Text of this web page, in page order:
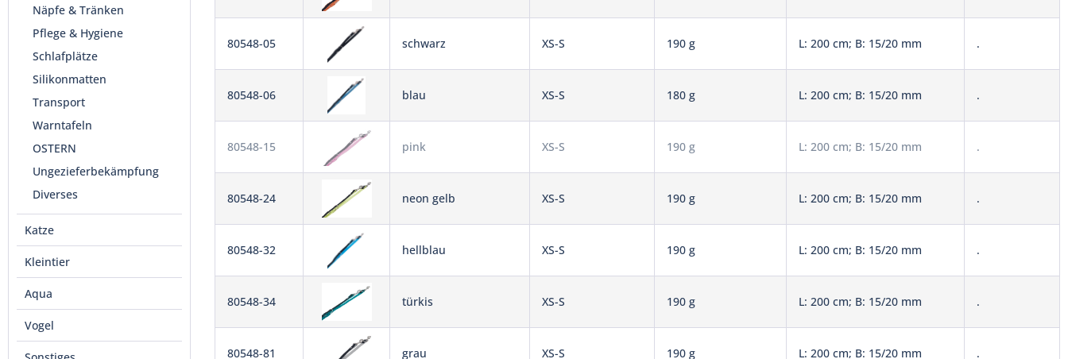
Näpfe & Tränken
Pflege & Hygiene
Schlafplätze
Silikonmatten
Transport
Warntafeln
OSTERN
Ungezieferbekämpfung
Diverses
Katze
Kleintier
Aqua
Vogel
80548-05 schwarz XS-S 190 g L: 200 cm; B: 15/20 mm .
80548-06 blau XS-S 180 g L: 200 cm; B: 15/20 mm .
80548-15 pink XS-S 190 g L: 200 cm; B: 15/20 mm .
80548-24 neon gelb XS-S 190 g L: 200 cm; B: 15/20 mm .
80548-32 hellblau XS-S 190 g L: 200 cm; B: 15/20 mm .
80548-34 türkis XS-S 190 g L: 200 cm; B: 15/20 mm .
80548-81 grau XS-S 190 g L: 200 cm; B: 15/20 mm .